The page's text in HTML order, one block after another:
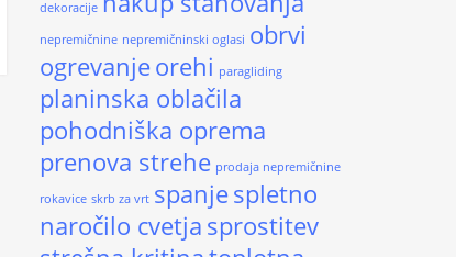
dekoracije
nepremičnine nepremičninski oglasi obrvi
ogrevanjeorehi paragliding
planinska oblačila
pohodniška oprema
prenova strehe prodaja nepremičnine
rokavice skrb za vrt spanjespletno
naročilo cvetja sprostitev